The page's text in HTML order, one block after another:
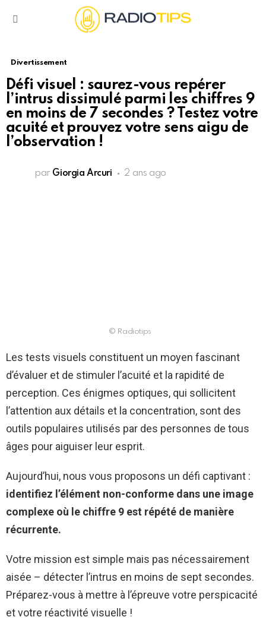
Divertissement
Défi visuel : saurez-vous repérer
l’intrus dissimulé parmi les chiffres 9
en moins de 7 secondes ? Testez votre
acuité et prouvez votre sens aigu de
l’observation !
par Giorgia Arcuri 2 ans ago
© Radiotips
Les tests visuels constituent un moyen fascinant
d’évaluer et de stimuler l’acuité et la rapidité de
perception. Ces énigmes optiques, qui sollicitent
l’attention aux détails et la concentration, sont des
outils populaires utilisés par des personnes de tous
âges pour aiguiser leur esprit.
Aujourd’hui, nous vous proposons un défi captivant :
identifiez l’élément non-conforme dans une image
complexe où le chiffre 9 est répété de manière
récurrente.
Votre mission est simple mais pas nécessairement
aisée – détecter l’intrus en moins de sept secondes.
Préparez-vous à mettre à l’épreuve votre perspicacité
et votre réactivité visuelle !